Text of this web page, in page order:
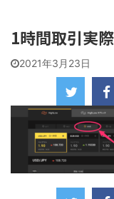
1時間取引実
2021年3月23日